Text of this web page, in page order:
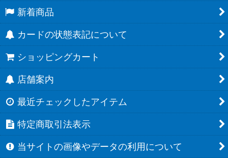
新着商品
カードの状態表記について
ショッピングカート
店舗案内
最近チェックしたアイテム
特定商取引法表示
当サイトの画像やデータの利用について